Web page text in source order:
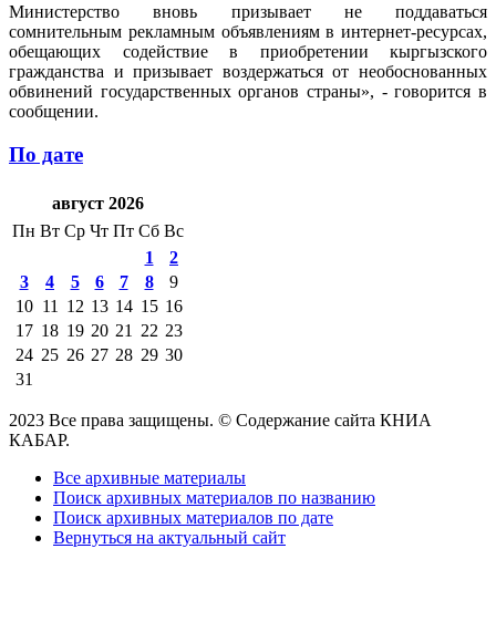
Министерство вновь призывает не поддаваться
сомнительным рекламным объявлениям в интернет-ресурсах,
обещающих содействие в приобретении кыргызского
гражданства и призывает воздержаться от необоснованных
обвинений государственных органов страны», - говорится в
сообщении.
По дате
август 2026
Пн Вт Ср Чт Пт Сб Вс
1
2
3
4 5 6 7 8
9
10 11 12 13 14 15 16
17 18 19 20 21 22 23
24 25 26 27 28 29 30
31
2023 Все права защищены. © Содержание сайта КНИА
КАБАР.
Все архивные материалы
Поиск архивных материалов по названию
Поиск архивных материалов по дате
Вернуться на актуальный сайт